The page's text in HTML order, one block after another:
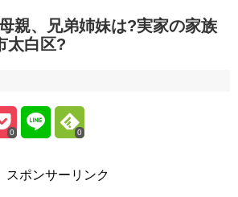
親、兄弟姉妹は?実家の家族
太白区?
0 0
スポンサーリンク